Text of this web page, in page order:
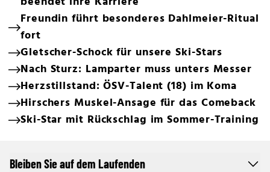
Freundin führt besonderes Dahlmeier-Ritual
fort
Gletscher-Schock für unsere Ski-Stars
Nach Sturz: Lamparter muss unters Messer
Herzstillstand: ÖSV-Talent (18) im Koma
Hirschers Muskel-Ansage für das Comeback
Ski-Star mit Rückschlag im Sommer-Training
Bleiben Sie auf dem Laufenden